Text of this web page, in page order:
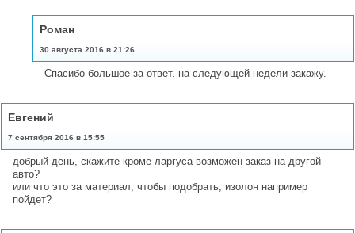
Роман
30 августа 2016 в 21:26
Спасибо большое за ответ. на следующей недели закажу.
Евгений
7 сентября 2016 в 15:55
добрый день, скажите кроме ларгуса возможен заказ на другой
авто?
или что это за материал, чтобы подобрать, изолон например
пойдет?